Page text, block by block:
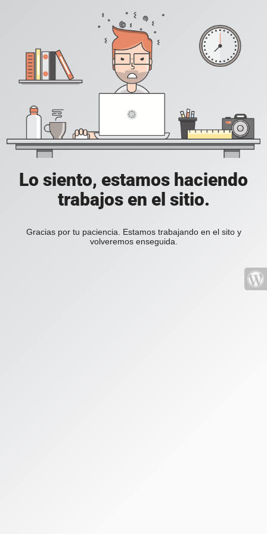
Lo siento, estamos haciendo
trabajos en el sitio.
Gracias por tu paciencia. Estamos trabajando en el sito y
volveremos enseguida.